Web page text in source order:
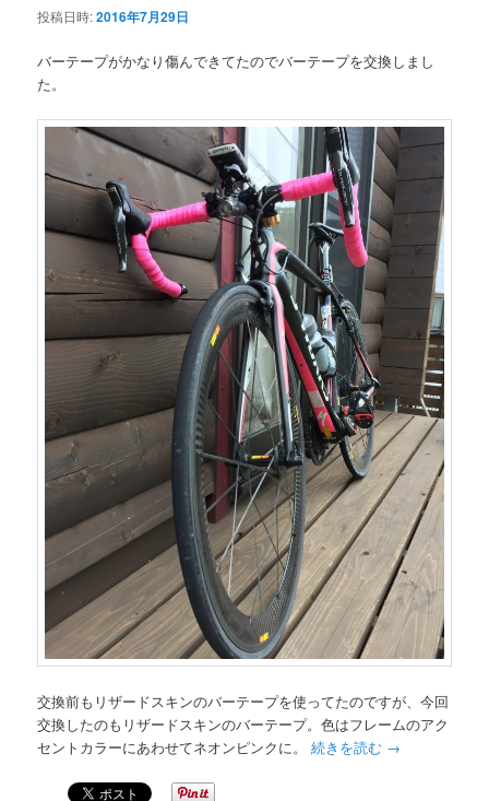
投稿日時:2016年7月29日
バーテープがかなり傷んできてたのでバーテープを交換しまし
た。
交換前もリザードスキンのバーテープを使ってたのですが、今回
交換したのもリザードスキンのバーテープ。色はフレームのアク
セントカラーにあわせてネオンピンクに。続きを読む →